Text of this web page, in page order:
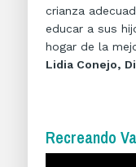
crianza
educar a sus
hogar de la
Lidia Conejo,
Recreando